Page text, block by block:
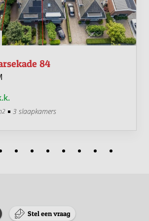
84
2 3 slaapkamers
Stel een vraag